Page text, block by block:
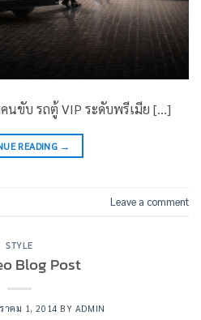
นขับ รถตู้ VIP ระดับพรีเมีย […]
READING →
Leave a comment
STYLE
Blog Post
าคม 1, 2014 BY ADMIN